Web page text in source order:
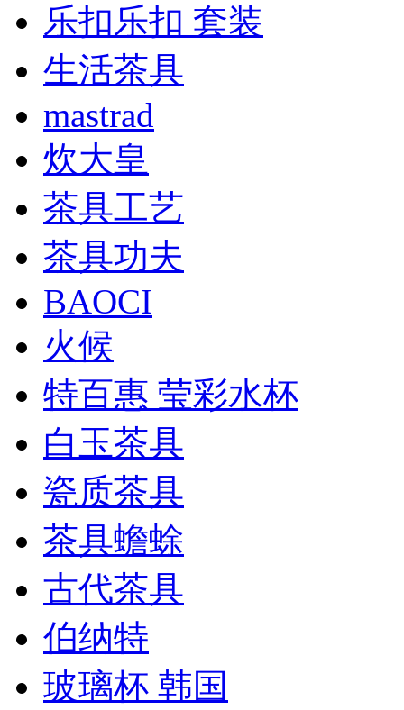
乐扣乐扣 套装
生活茶具
mastrad
炊大皇
茶具工艺
茶具功夫
BAOCI
火候
特百惠 莹彩水杯
白玉茶具
瓷质茶具
茶具蟾蜍
古代茶具
伯纳特
玻璃杯 韩国